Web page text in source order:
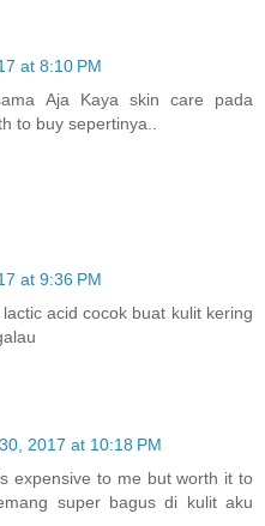
at 8:10 PM
Aja Kaya skin care pada
to buy sepertinya..
at 9:36 PM
acid cocok buat kulit kering
2017 at 10:18 PM
expensive to me but worth it to
super bagus di kulit aku